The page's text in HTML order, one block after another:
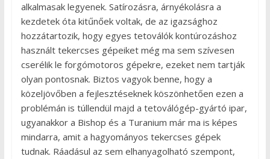
alkalmasak legyenek. Satírozásra, árnyékolásra a
kezdetek óta kitűnőek voltak, de az igazsághoz
hozzátartozik, hogy egyes tetoválók kontúrozáshoz
használt tekercses gépeiket még ma sem szívesen
cserélik le forgómotoros gépekre, ezeket nem tartják
olyan pontosnak. Biztos vagyok benne, hogy a
közeljövőben a fejlesztéseknek köszönhetően ezen a
problémán is túllendül majd a tetoválógép-gyártó ipar,
ugyanakkor a Bishop és a Turanium már ma is képes
mindarra, amit a hagyományos tekercses gépek
tudnak. Ráadásul az sem elhanyagolható szempont,